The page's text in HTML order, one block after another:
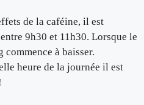
de la caféine, il est
9h30 et 11h30. Lorsque le
à baisser.
heure de la journée il est